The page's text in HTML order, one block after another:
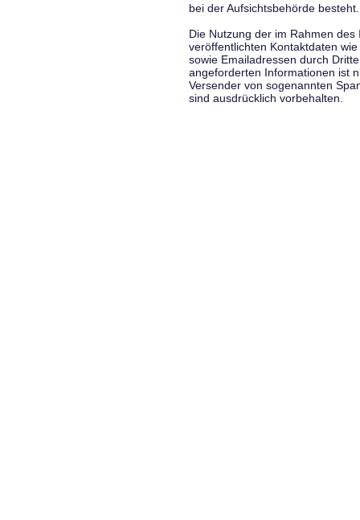
bei der Aufsichtsbehörde besteht.
Die Nutzung der im Rahmen
veröffentlichten Kontaktdaten
sowie Emailadressen durch
angeforderten Informationen ist
Versender von sogenannten
sind ausdrücklich vorbehalten.